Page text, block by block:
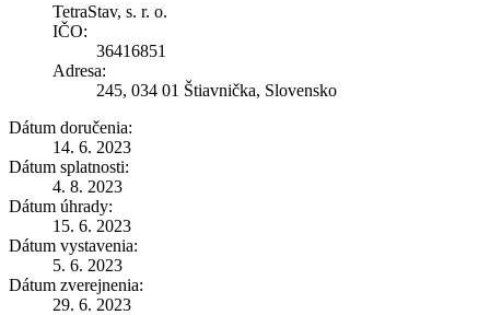
TetraStav, s. r. o.
IČO:
36416851
Adresa:
245, 034 01 Štiavnička, Slovensko
Dátum doručenia:
14. 6. 2023
Dátum splatnosti:
4. 8. 2023
Dátum úhrady:
15. 6. 2023
Dátum vystavenia:
5. 6. 2023
Dátum zverejnenia:
29. 6. 2023